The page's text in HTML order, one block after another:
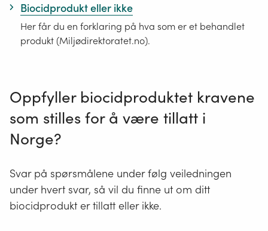
Biocidprodukt eller ikke
Her får du en forklaring på hva som er et behandlet
produkt (Miljødirektoratet.no).
Oppfyller biocidproduktet kravene
som stilles for å være tillatt i
Norge?
Svar på spørsmålene under følg veiledningen
under hvert svar, så vil du finne ut om ditt
biocidprodukt er tillatt eller ikke.